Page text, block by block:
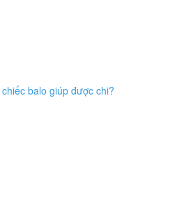
balo giúp được chi?